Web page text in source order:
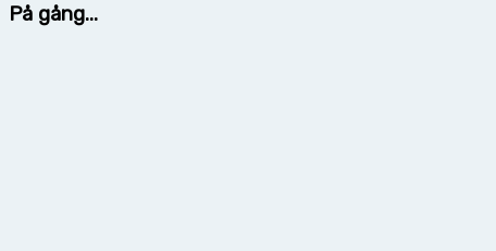
På gång...